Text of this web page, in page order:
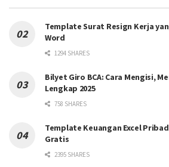
Template Surat Resign Kerja
Word
1294 SHARES
Bilyet Giro BCA: Cara Mengisi,
Lengkap 2025
758 SHARES
Template Keuangan Excel
Gratis
2395 SHARES